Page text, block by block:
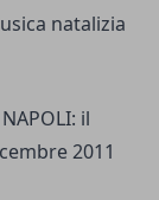
natalizia
il
2011